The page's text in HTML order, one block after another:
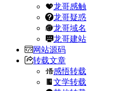
龙哥感触
龙哥疑惑
龙哥域名
龙哥建站
网站源码
转载文章
感悟转载
文学转载